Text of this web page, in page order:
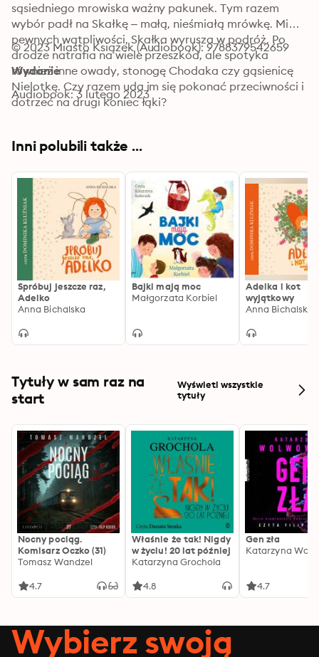
sąsiedniego mrowiska ważny pakunek. Tym razem
wybór padł na Skałkę – małą, nieśmiałą mrówkę. Mimo
pewnych wątpliwości, Skałka wyrusza w podróż. Po
drodze natrafia na wiele przeszkód, ale spotyka
również inne owady, stonogę Chodaka czy gąsienicę
Nielotkę. Czy razem uda im się pokonać przeciwności i
dotrzeć na drugi koniec łąki?
© 2023 Miasto Książek (Audiobook): 9788379542659
Wydanie
Audiobook: 3 lutego 2023
Inni polubili także ...
Spróbuj jeszcze raz,
Adelko
Anna Bichalska
Bajki mają moc
Małgorzata Korbiel
Adelka i kot
wyjątkowy
Anna Bichalska
Tytuły w sam raz na
start
Wyświetl wszystkie
tytuły
Nocny pociąg.
Komisarz Oczko (31)
Tomasz Wandzel
4.7
Właśnie że tak! Nigdy
w życiu! 20 lat później
Katarzyna Grochola
4.8
Gen zła
Katarzyna
4.7
Wybierz swoją